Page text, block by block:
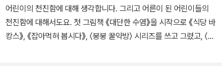
어린이의 천진함에 대해 생각합니다. 그리고 어른이 된 어린이들의
천진함에 대해서도요. 첫 그림책 《대단한 수염》을 시작으로 《식당 바
캉스》, 《잡아먹혀 봅시다》, 〈붕붕 꿀약방〉 시리즈를 쓰고 그렸고, 〈깊